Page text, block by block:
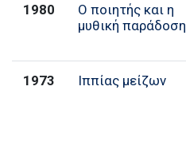
1980
Ο ποιητής και η
μυθική παράδοση
1973 Ιππίας μείζων